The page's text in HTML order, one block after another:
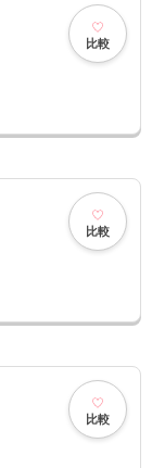
比較
比較
比較